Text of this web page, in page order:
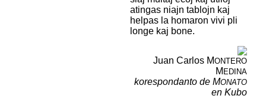
atingas niajn tablojn kaj
helpas la homaron vivi pli
longe kaj bone.
Juan Carlos MONTERO
M EDINA
korespondanto de MONATO
en Kubo